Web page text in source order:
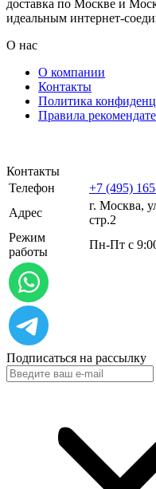
доставка по Москве и
идеальным интернет-
О нас
О компании
Контакты
Политика
Правила
Контакты
Телефон
+7 (495)
Адрес
г. Москва,
стр.2
Режим
работы
Пн-Пт с
Подписаться на рассылку